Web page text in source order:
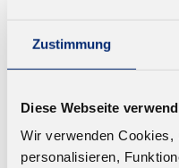
Zustimmung
Diese Webseite
Wir verwenden Cookies,
personalisieren,